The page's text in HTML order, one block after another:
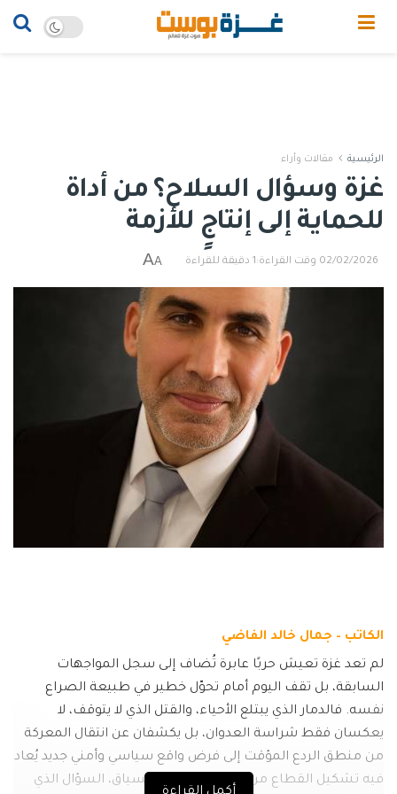
الرئيسية مقالات وأراء
غزة وسؤال السلاح؟ من أداة
للحماية إلى إنتاجٍ للأزمة
02/02/2026 وقت القراءة:1 دقيقة للقراءة A
A
الكاتب – جمال خالد الفاضي
لم تعد غزة تعيش حربًا عابرة تُضاف إلى سجل المواجهات
السابقة، بل تقف اليوم أمام تحوّل خطير في طبيعة الصراع
نفسه. فالدمار الذي يبتلع الأحياء، والقتل الذي لا يتوقف، لا
يعكسان فقط شراسة العدوان، بل يكشفان عن انتقال المعركة
من منطق الردع المؤقت إلى فرض واقع سياسي وأمني جديد يُعاد
فيه تشكيل القطاع من جذوره. وفي هذا السياق، السؤال الذي